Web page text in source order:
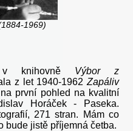
1969)
knihovně Výbor z
z let 1940-1962 Zapáliv
první pohled na kvalitní
Horáček - Paseka.
271 stran. Mám co
bude jistě příjemná četba.